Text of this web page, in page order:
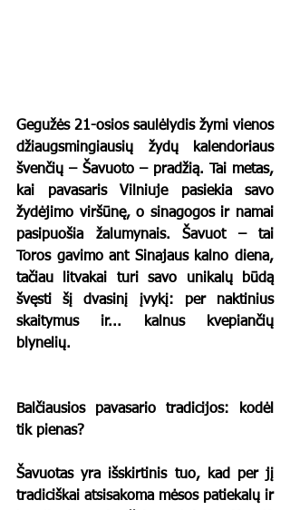
Gegužės 21-osios saulėlydis žymi vienos
džiaugsmingiausių žydų kalendoriaus
švenčių – Šavuoto – pradžią. Tai metas,
kai pavasaris Vilniuje pasiekia savo
žydėjimo viršūnę, o sinagogos ir namai
pasipuošia žalumynais. Šavuot – tai
Toros gavimo ant Sinajaus kalno diena,
tačiau litvakai turi savo unikalų būdą
švęsti šį dvasinį įvykį: per naktinius
skaitymus ir... kalnus kvepiančių
blynelių.
Balčiausios pavasario tradicijos: kodėl
tik pienas?
Šavuotas yra išskirtinis tuo, kad per jį
tradiciškai atsisakoma mėsos patiekalų ir